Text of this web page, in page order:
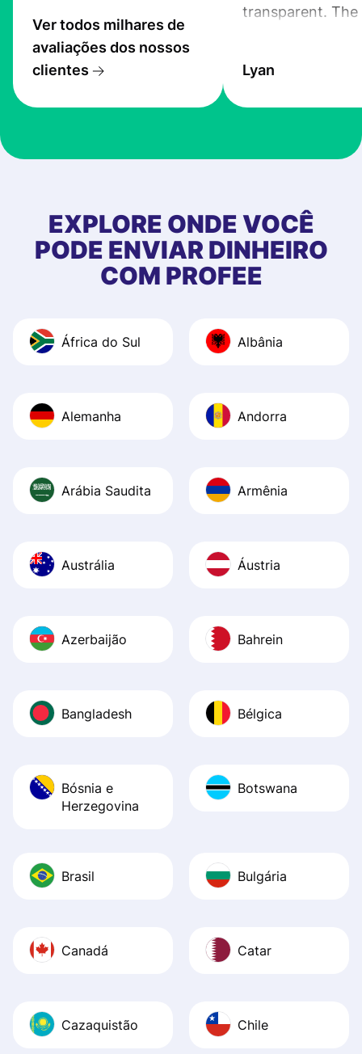
Ver todos milhares de
avaliações dos nossos
clientes
transparent. The
the exchange
at Profee is very
first started
app, and they
quick to provide
and helpful
Recommend it!
Lyan
EXPLORE ONDE VOCÊ
PODE ENVIAR DINHEIRO
COM PROFEE
África do Sul Albânia
Alemanha Andorra
Arábia Saudita Armênia
Austrália Áustria
Azerbaijão Bahrein
Bangladesh Bélgica
Bósnia e
Herzegovina
Botswana
Brasil Bulgária
Canadá Catar
Cazaquistão Chile